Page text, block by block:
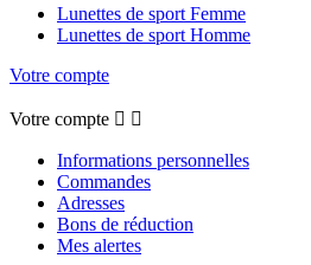
Lunettes de sport Femme
Lunettes de sport Homme
Votre compte
Votre compte  
Informations personnelles
Commandes
Adresses
Bons de réduction
Mes alertes